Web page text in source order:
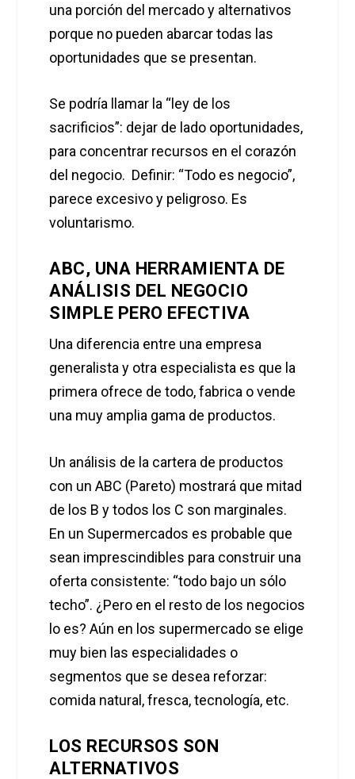
una porción del mercado y alternativos
porque no pueden abarcar todas las
oportunidades que se presentan.
Se podría llamar la “ley de los
sacrificios”: dejar de lado oportunidades,
para concentrar recursos en el corazón
del negocio. Definir: “Todo es negocio”,
parece excesivo y peligroso. Es
voluntarismo.
ABC, UNA HERRAMIENTA DE
ANÁLISIS DEL NEGOCIO
SIMPLE PERO EFECTIVA
Una diferencia entre una empresa
generalista y otra especialista es que la
primera ofrece de todo, fabrica o vende
una muy amplia gama de productos.
Un análisis de la cartera de productos
con un ABC (Pareto) mostrará que mitad
de los B y todos los C son marginales.
En un Supermercados es probable que
sean imprescindibles para construir una
oferta consistente: “todo bajo un sólo
techo”. ¿Pero en el resto de los negocios
lo es? Aún en los supermercado se elige
muy bien las especialidades o
segmentos que se desea reforzar:
comida natural, fresca, tecnología, etc.
LOS RECURSOS SON
ALTERNATIVOS